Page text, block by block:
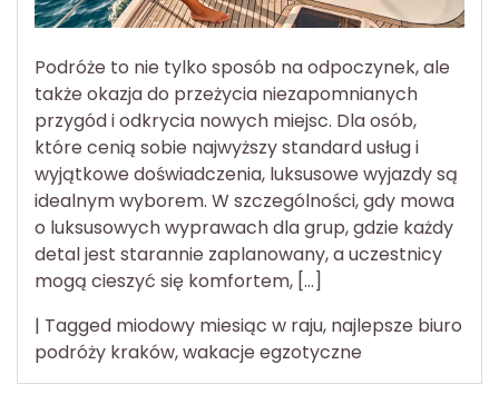
Podróże to nie tylko sposób na odpoczynek, ale
także okazja do przeżycia niezapomnianych
przygód i odkrycia nowych miejsc. Dla osób,
które cenią sobie najwyższy standard usług i
wyjątkowe doświadczenia, luksusowe wyjazdy są
idealnym wyborem. W szczególności, gdy mowa
o luksusowych wyprawach dla grup, gdzie każdy
detal jest starannie zaplanowany, a uczestnicy
mogą cieszyć się komfortem, […]
| Tagged miodowy miesiąc w raju, najlepsze biuro
podróży kraków,wakacje egzotyczne